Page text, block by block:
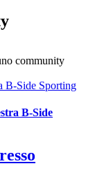
B-Side Sporting
B-Side